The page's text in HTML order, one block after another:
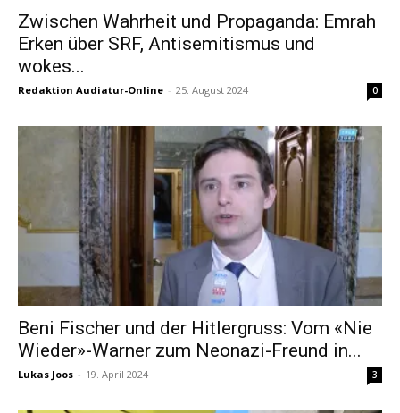
Zwischen Wahrheit und Propaganda: Emrah
Erken über SRF, Antisemitismus und
wokes...
Redaktion Audiatur-Online - 25. August 2024 0
Beni Fischer und der Hitlergruss: Vom «Nie
Wieder»-Warner zum Neonazi-Freund in...
Lukas Joos - 19. April 2024 3